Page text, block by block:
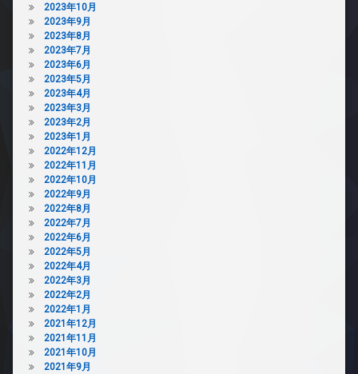
2023年10月
2023年9月
2023年8月
2023年7月
2023年6月
2023年5月
2023年4月
2023年3月
2023年2月
2023年1月
2022年12月
2022年11月
2022年10月
2022年9月
2022年8月
2022年7月
2022年6月
2022年5月
2022年4月
2022年3月
2022年2月
2022年1月
2021年12月
2021年11月
2021年10月
2021年9月